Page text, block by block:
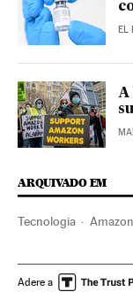
EL
A
ARQUIVADO EM
Tecnologia Amazon
Emprego Empresas
Adere a